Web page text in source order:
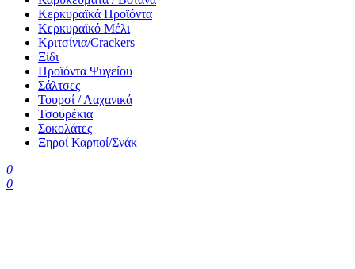
Κερκυραϊκά Προϊόντα
Κερκυραϊκό Μέλι
Κριτσίνια/Crackers
Ξίδι
Προϊόντα Ψυγείου
Σάλτσες
Τουρσί / Λαχανικά
Τσουρέκια
Σοκολάτες
Ξηροί Καρποί/Σνάκ
0
0